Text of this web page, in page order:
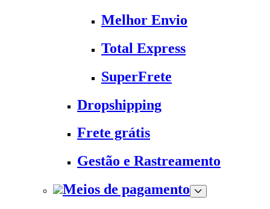
Melhor Envio
Total Express
SuperFrete
Dropshipping
Frete grátis
Gestão e Rastreamento
Meios de pagamento